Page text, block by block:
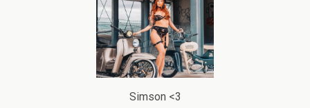
Simson <3